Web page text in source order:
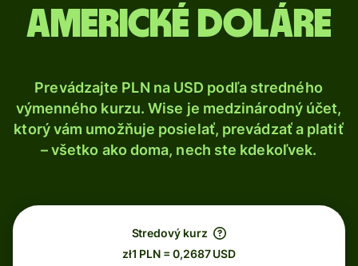
americké doláre
Prevádzajte PLN na USD podľa stredného
výmenného kurzu. Wise je medzinárodný účet,
ktorý vám umožňuje posielať, prevádzať a platiť
– všetko ako doma, nech ste kdekoľvek.
Stredový kurz
zł1 PLN = 0,2687 USD